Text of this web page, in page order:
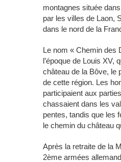
montagnes située
par les villes de Laon,
dans le nord de la
Le nom « Chemin des
l’époque de Louis XV,
château de la Bôve, le
de cette région. Les
participaient aux
chassaient dans les
pentes, tandis que les
le chemin du château
Après la retraite de la
2ème armées